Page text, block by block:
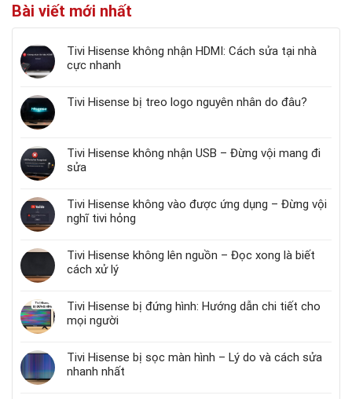
Bài viết mới nhất
Tivi Hisense không nhận HDMI: Cách sửa tại nhà
cực nhanh
Tivi Hisense bị treo logo nguyên nhân do đâu?
Tivi Hisense không nhận USB – Đừng vội mang đi
sửa
Tivi Hisense không vào được ứng dụng – Đừng vội
nghĩ tivi hỏng
Tivi Hisense không lên nguồn – Đọc xong là biết
cách xử lý
Tivi Hisense bị đứng hình: Hướng dẫn chi tiết cho
mọi người
Tivi Hisense bị sọc màn hình – Lý do và cách sửa
nhanh nhất